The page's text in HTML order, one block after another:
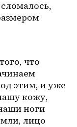
сломалось,
что
этим, и уже
кожу,
ноги
лицо